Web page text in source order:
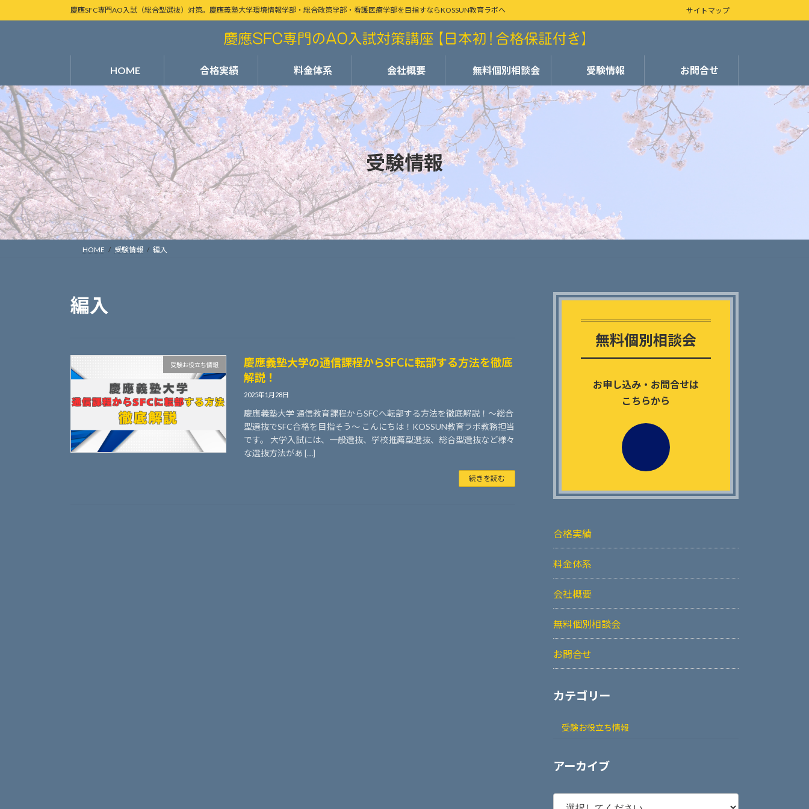
ン
ス
キ
ッ
プ
ビ
ン
に
移
動
慶應SFC専門AO入試（総合型選抜）対策。慶應義塾大学環境情報学部・総合政策学部・看護医療学部を目指すならKOSSUN教育ラボへ サイトマップ
HOME 合格実績 料金体系 会社概要 無料個別相談会 受験情報 お問合せ
受験情報
HOME 受験情報 編入
編入
受験お役立ち情報
慶應義塾大学の通信課程からSFCに転部する方法を徹底
解説！
2025年1月28日
慶應義塾大学 通信教育課程からSFCへ転部する方法を徹底解説！～総合
型選抜でSFC合格を目指そう～ こんにちは！KOSSUN教育ラボ教務担当
です。 大学入試には、一般選抜、学校推薦型選抜、総合型選抜など様々
な選抜方法があ […]
続きを読む
無料個別相談会
お申し込み・お問合せは
こちらから
合格実績
料金体系
会社概要
無料個別相談会
お問合せ
カテゴリー
受験お役立ち情報
アーカイブ